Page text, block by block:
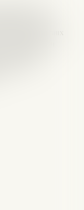
de la
de-France
généraux
ont signé un